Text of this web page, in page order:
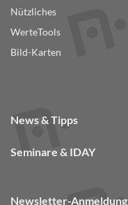
Nützliches
WerteTools
Bild-Karten
News & Tipps
Seminare & IDAY
Newsletter-Anmeldung